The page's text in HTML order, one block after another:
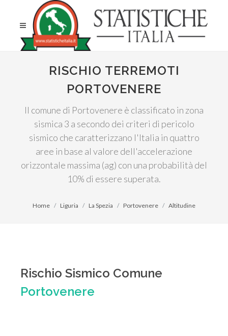
RISCHIO TERREMOTI
PORTOVENERE
Il comune di Portovenere è classificato in zona
sismica 3 a secondo dei criteri di pericolo
sismico che caratterizzano l'Italia in quattro
aree in base al valore dell'accelerazione
orizzontale massima (ag) con una probabilità del
10% di essere superata.
Home Liguria La Spezia Portovenere Altitudine
Rischio Sismico Comune
Portovenere